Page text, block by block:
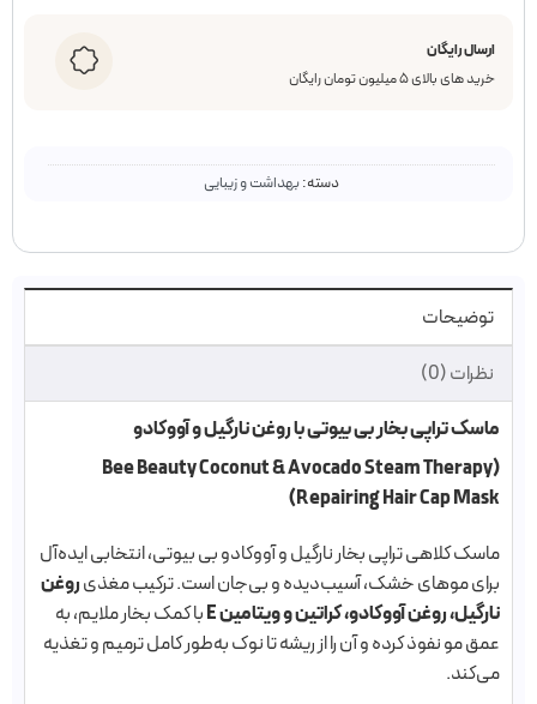
ارسال رایگان
خرید های بالای ۵ میلیون تومان رایگان
دسته:بهداشت و زیبایی
توضیحات
نظرات (0)
ماسک تراپی بخار بی بیوتی با روغن نارگیل و آووکادو
(Bee Beauty Coconut & Avocado Steam Therapy
Repairing Hair Cap Mask)
ماسک کلاهی تراپی بخار نارگیل و آووکادو بی بیوتی، انتخابی ایده‌آل
برای موهای خشک، آسیب‌دیده و بی‌جان است. ترکیب مغذیروغن
نارگیل، روغن آووکادو، کراتین و ویتامین E با کمک بخار ملایم، به
عمق مو نفوذ کرده و آن را از ریشه تا نوک به‌طور کامل ترمیم و تغذیه
می‌کند.